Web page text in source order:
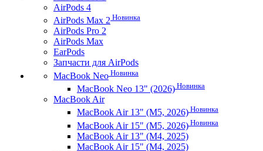
AirPods 4
AirPods Max 2 Новинка
AirPods Pro 2
AirPods Max
EarPods
Запчасти для AirPods
MacBook Neo Новинка
MacBook Neo 13" (2026) Новинка
MacBook Air
MacBook Air 13" (M5, 2026) Новинка
MacBook Air 15" (M5, 2026) Новинка
MacBook Air 13" (M4, 2025)
MacBook Air 15" (M4, 2025)